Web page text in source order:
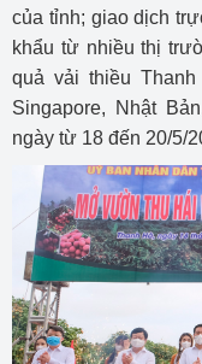
của tỉnh; giao dịch
khẩu từ nhiều thị
quả vải thiều
Singapore, Nhật
ngày từ 18 đến 20/5/